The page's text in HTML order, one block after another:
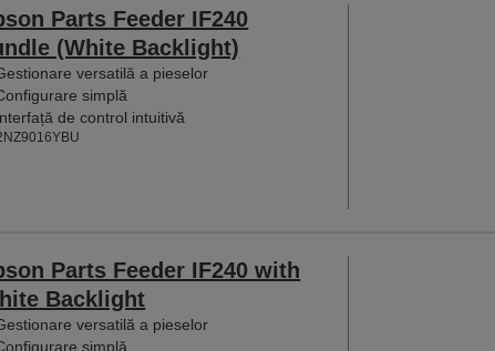
Parts Feeder IF240
(White Backlight)
versatilă a pieselor
simplă
de control intuitivă
Parts Feeder IF240 with
Backlight
versatilă a pieselor
simplă